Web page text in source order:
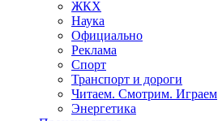
ЖКХ
Наука
Официально
Реклама
Спорт
Транспорт и дороги
Читаем. Смотрим. Играем
Энергетика